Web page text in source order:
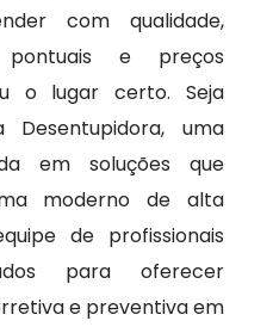
com qualidade,
pontuais e preços
o lugar certo. Seja
uma
em soluções que
moderno de alta
de profissionais
para oferecer
e preventiva em